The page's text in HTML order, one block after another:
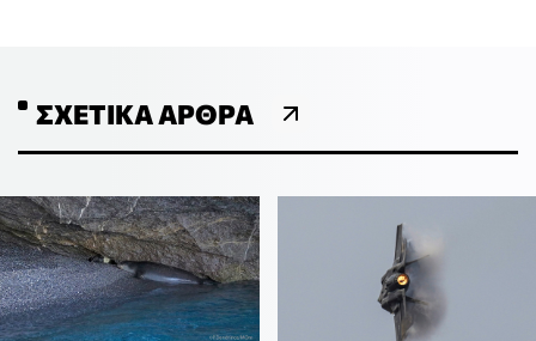
ΣΧΕΤΙΚΆ ΆΡΘΡΑ